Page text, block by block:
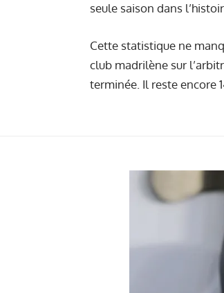
seule saison dans
Cette statistique ne
club madrilène sur
terminée. Il reste encore